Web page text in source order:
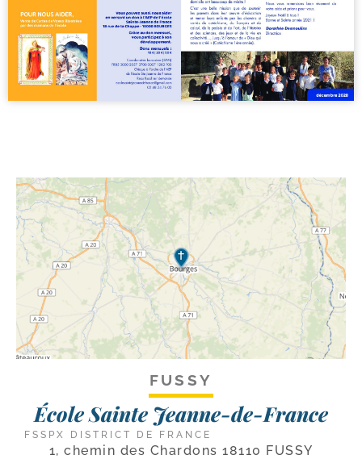
FUSSY
École Sainte Jeanne-de-France
FSSPX DISTRICT DE FRANCE
1, chemin des Chardons 18110 FUSSY